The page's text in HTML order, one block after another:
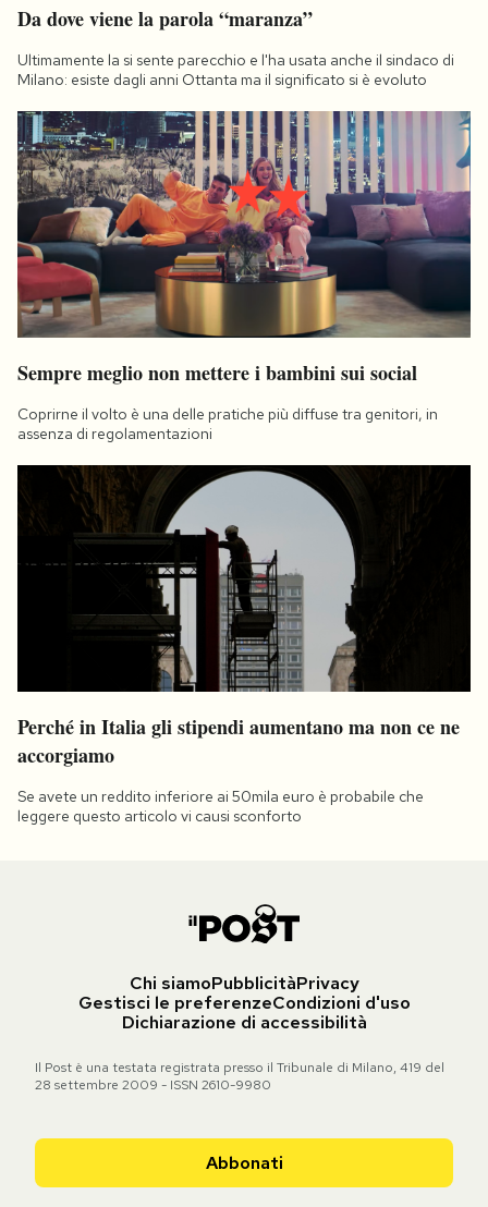
Da dove viene la parola “maranza”
Ultimamente la si sente parecchio e l'ha usata anche il sindaco di
Milano: esiste dagli anni Ottanta ma il significato si è evoluto
Sempre meglio non mettere i bambini sui social
Coprirne il volto è una delle pratiche più diffuse tra genitori, in
assenza di regolamentazioni
Perché in Italia gli stipendi aumentano ma non ce ne
accorgiamo
Se avete un reddito inferiore ai 50mila euro è probabile che
leggere questo articolo vi causi sconforto
Chi siamoPubblicitàPrivacy
Gestisci le preferenzeCondizioni d'uso
Dichiarazione di accessibilità
Il Post è una testata registrata presso il Tribunale di Milano, 419 del
28 settembre 2009 - ISSN 2610-9980
Abbonati